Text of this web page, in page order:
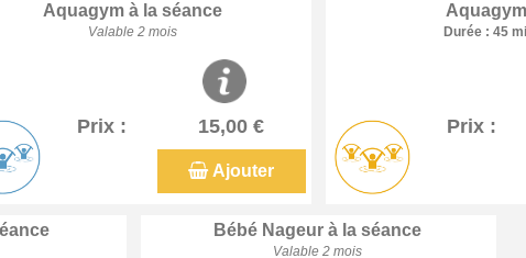
Aquagym à la séance
Valable 2 mois
Prix : 15,00 €
Ajouter
Durée : 45
Prix :
Bébé Nageur à la séance
Valable 2 mois